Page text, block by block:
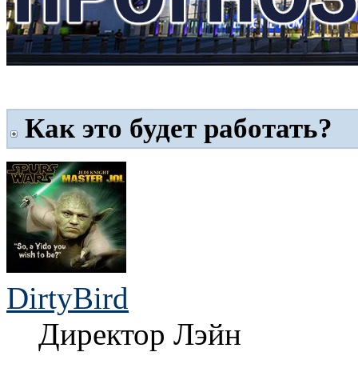
Как это будет работать?
DirtyBird
Директор Лэйн